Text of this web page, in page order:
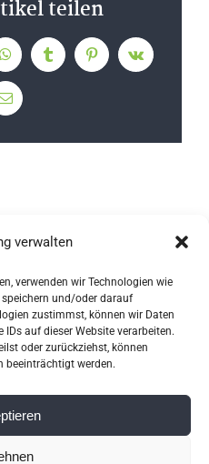
verwalten
verwenden wir Technologien wie
und/oder darauf
zustimmst, können wir Daten
auf dieser Website verarbeiten.
oder zurückziehst, können
beeinträchtigt werden.
teilen
WhatsAppTumblrPinterestVk
E-
Mail